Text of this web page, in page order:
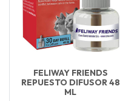
FELIWAY FRIENDS
REPUESTO DIFUSOR 48
ML